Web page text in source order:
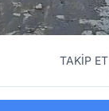
TAKİP ET